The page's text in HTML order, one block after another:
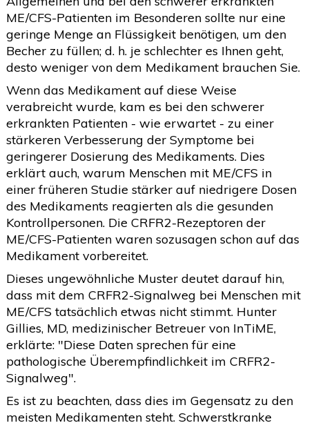
ME/CFS-Patienten im Besonderen sollte nur eine
geringe Menge an Flüssigkeit benötigen, um den
Becher zu füllen; d. h. je schlechter es Ihnen geht,
desto weniger von dem Medikament brauchen Sie.
Wenn das Medikament auf diese Weise
verabreicht wurde, kam es bei den schwerer
erkrankten Patienten - wie erwartet - zu einer
stärkeren Verbesserung der Symptome bei
geringerer Dosierung des Medikaments. Dies
erklärt auch, warum Menschen mit ME/CFS in
einer früheren Studie stärker auf niedrigere Dosen
des Medikaments reagierten als die gesunden
Kontrollpersonen. Die CRFR2-Rezeptoren der
ME/CFS-Patienten waren sozusagen schon auf das
Medikament vorbereitet.
Dieses ungewöhnliche Muster deutet darauf hin,
dass mit dem CRFR2-Signalweg bei Menschen mit
ME/CFS tatsächlich etwas nicht stimmt. Hunter
Gillies, MD, medizinischer Betreuer von InTiME,
erklärte: "Diese Daten sprechen für eine
pathologische Überempfindlichkeit im CRFR2-
Signalweg".
Es ist zu beachten, dass dies im Gegensatz zu den
meisten Medikamenten steht. Schwerstkranke